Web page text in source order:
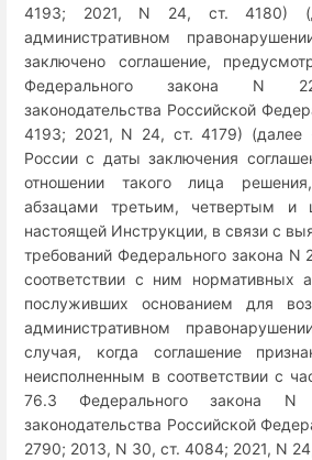
4193; 2021, N 24, ст. 4180)
административном
заключено соглашение,
Федерального закона N
законодательства Российской
4193; 2021, N 24, ст. 4179) (далее
России с даты заключения
отношении такого лица
абзацами третьим, четвертым и
настоящей Инструкции, в связи с
требований Федерального закона
соответствии с ним нормативных
послуживших основанием для
административном
случая, когда соглашение
неисполненным в соответствии с
76.3 Федерального закона N
законодательства Российской
2790; 2013, N 30, ст. 4084; 2021, N